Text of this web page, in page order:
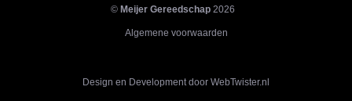
© Meijer Gereedschap 2026
Algemene voorwaarden
Design en Development door WebTwister.nl